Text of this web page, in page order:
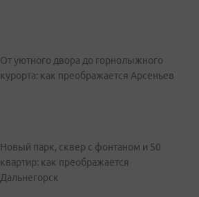
От уютного двора до горнолыжного
курорта: как преображается Арсеньев
Новый парк, сквер с фонтаном и 50
квартир: как преображается
Дальнегорск